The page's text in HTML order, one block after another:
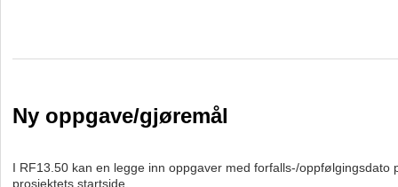
Ny oppgave/gjøremål
I RF13.50 kan en legge inn oppgaver med forfalls-/
prosjektets startside.